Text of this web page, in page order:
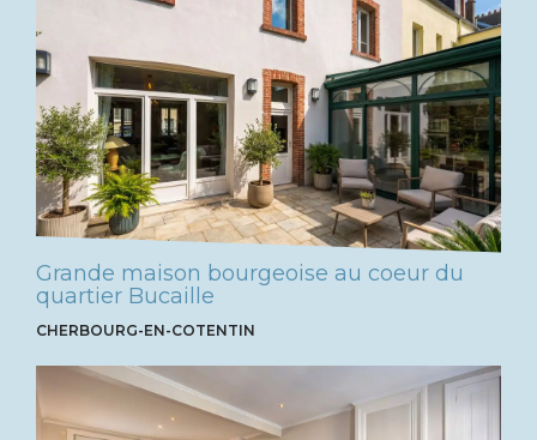
Grande maison bourgeoise au coeur du
quartier Bucaille
CHERBOURG-EN-COTENTIN